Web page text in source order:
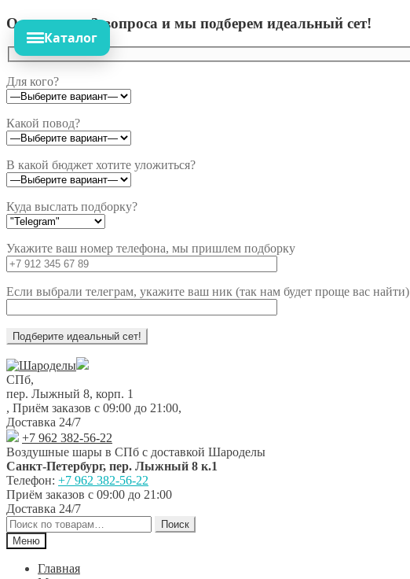
Ответьте на 3 вопроса и мы подберем идеальный сет!
Для кого?
Какой повод?
В какой бюджет хотите уложиться?
Куда выслать подборку?
Укажите ваш номер телефона, мы пришлем подборку
Если выбрали телеграм, укажите ваш ник (так нам будет проще вас найти)
Перейти
к
навигации
Перейти
к
содержимому
СПб,
пер. Лыжный 8, корп. 1
, Приём заказов с 09:00 до 21:00,
Доставка 24/7
+7 962 382-56-22
Воздушные шары в СПб с доставкой Шароделы
Санкт-Петербург, пер. Лыжный 8 к.1
Телефон: +7 962 382-56-22
Приём заказов с 09:00 до 21:00
Доставка 24/7
Искать:
Поиск
Меню
Главная
Каталог